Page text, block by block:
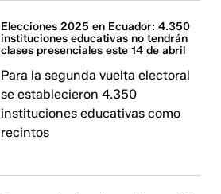
Elecciones 2025 en Ecuador: 4.350
instituciones educativas no tendrán
clases presenciales este 14 de abril
Para la segunda vuelta electoral
se establecieron 4.350
instituciones educativas como
recintos